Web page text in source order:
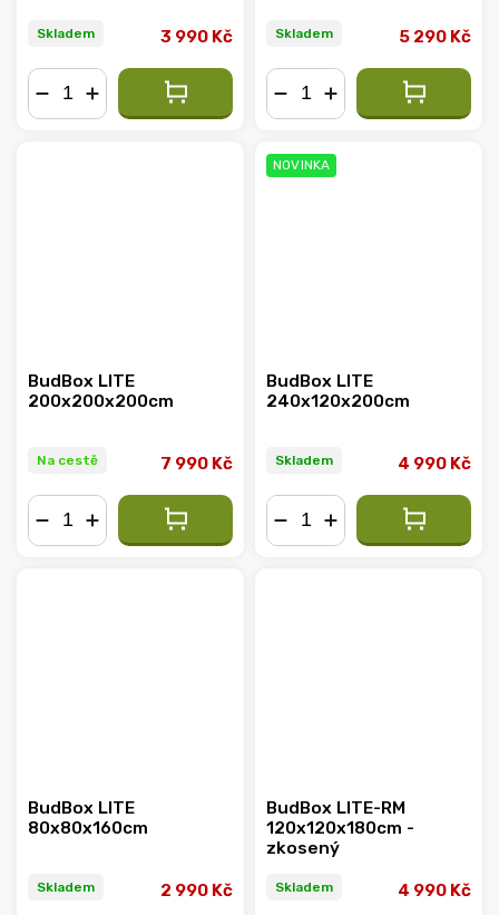
Skladem 3 990 Kč Skladem 5 290 Kč
BudBox LITE
200x200x200cm
Na cestě 7 990 Kč
NOVINKA
BudBox LITE
240x120x200cm
Skladem 4 990 Kč
BudBox LITE
80x80x160cm
Skladem 2 990 Kč
BudBox LITE-RM
120x120x180cm -
zkosený
Skladem 4 990 Kč